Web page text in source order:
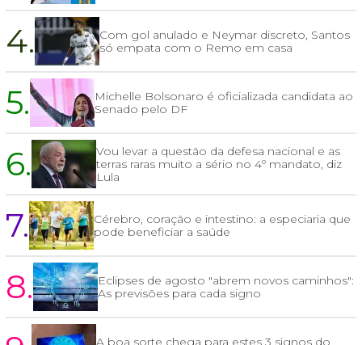
4.
Com gol anulado e Neymar discreto, Santos
só empata com o Remo em casa
5.
Michelle Bolsonaro é oficializada candidata ao
Senado pelo DF
6.
Vou levar a questão da defesa nacional e as
terras raras muito a sério no 4º mandato, diz
Lula
7.
Cérebro, coração e intestino: a especiaria que
pode beneficiar a saúde
8.
Eclipses de agosto "abrem novos caminhos":
As previsões para cada signo
A boa sorte chega para estes 3 signos do